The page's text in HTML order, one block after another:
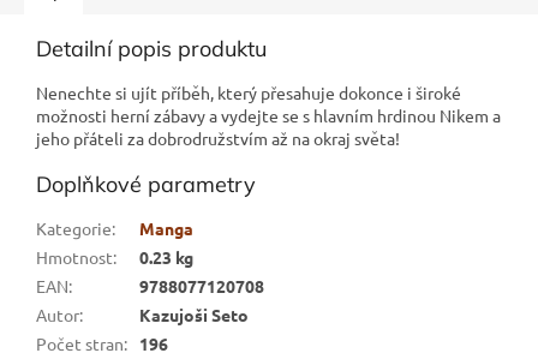
Detailní popis produktu
Nenechte si ujít příběh, který přesahuje dokonce i široké
možnosti herní zábavy a vydejte se s hlavním hrdinou Nikem a
jeho přáteli za dobrodružstvím až na okraj světa!
Doplňkové parametry
Kategorie:
Manga
Hmotnost:
0.23 kg
EAN:
9788077120708
Autor:
Kazujoši Seto
Počet stran:
196